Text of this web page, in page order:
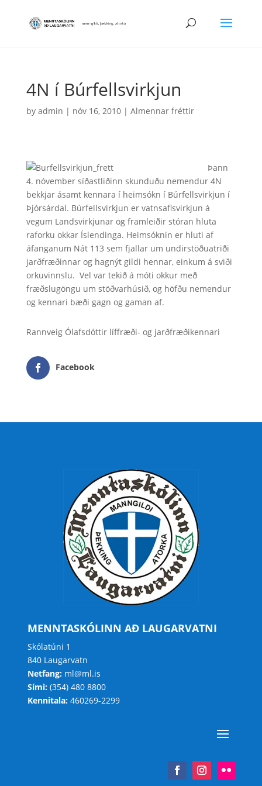
4N í Búrfellsvirkjun
by admin | nóv 16, 2010| Almennar fréttir
Þann
4. nóvember síðastliðinn skunduðu nemendur 4N
bekkjar ásamt kennara í heimsókn í Búrfellsvirkjun í
Þjórsárdal. Búrfellsvirkjun er vatnsaflsvirkjun á
vegum Landsvirkjunar og framleiðir stóran hluta
raforku okkar Íslendinga. Heimsóknin er hluti af
áfanganum Nát 113 sem fjallar um undirstöðuatriði
jarðfræðinnar og hagnýt gildi hennar, einkum á sviði
orkuvinnslu. Vel var tekið á móti okkur með
fræðslugöngu um stöðvarhúsið, og höfðu nemendur
og kennari bæði gagn og gaman af.
Rannveig Ólafsdóttir líffræði- og jarðfræðikennari
Facebook
MENNTASKÓLINN AÐ LAUGARVATNI
Skólatúni 1
840 Laugarvatn
Netfang:ml@ml.is
Sími:(354) 480 8800
Kennitala:460269-2299